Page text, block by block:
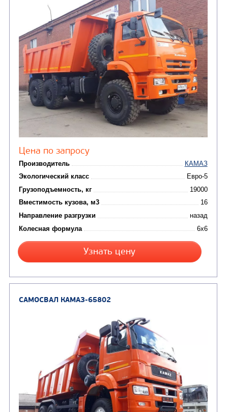
Цена по запросу
Производитель
Экологический класс
Грузоподъемность, кг
Вместимость кузова, м3
Узнать цену
САМОСВАЛ КАМАЗ-6522